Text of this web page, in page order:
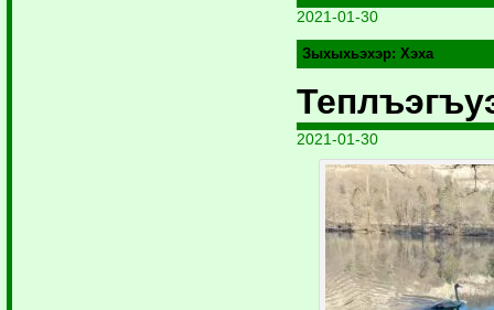
2021-01-30
Зыхыхьэхэр: Хэха
2021-01-30